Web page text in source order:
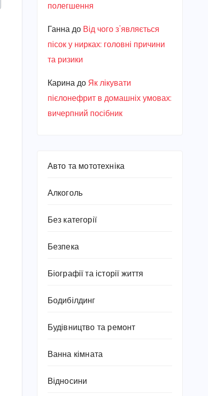
полегшення
Ганнадо Від чого з’являється
пісок у нирках: головні причини
та ризики
Каринадо Як лікувати
пієлонефрит в домашніх умовах:
вичерпний посібник
Авто та мототехніка
Алкоголь
Без категорії
Безпека
Біографії та історії життя
Бодибілдинг
Будівництво та ремонт
Ванна кімната
Відносини